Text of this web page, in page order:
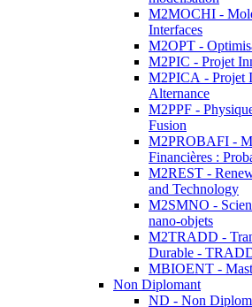
M2MOCHI -
Interfaces
M2OPT -
M2PIC - Projet
M2PICA - Projet
Alternance
M2PPF -
Fusion
M2PROBAFI -
Financières :
M2REST -
and Technology
M2SMNO -
nano-objets
M2TRADD -
Durable -
MBIOENT -
Non Diplomant
ND - Non